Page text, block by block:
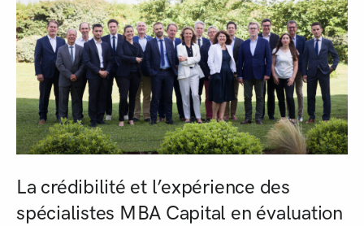
La crédibilité et l’expérience des
spécialistes MBA Capital en évaluation